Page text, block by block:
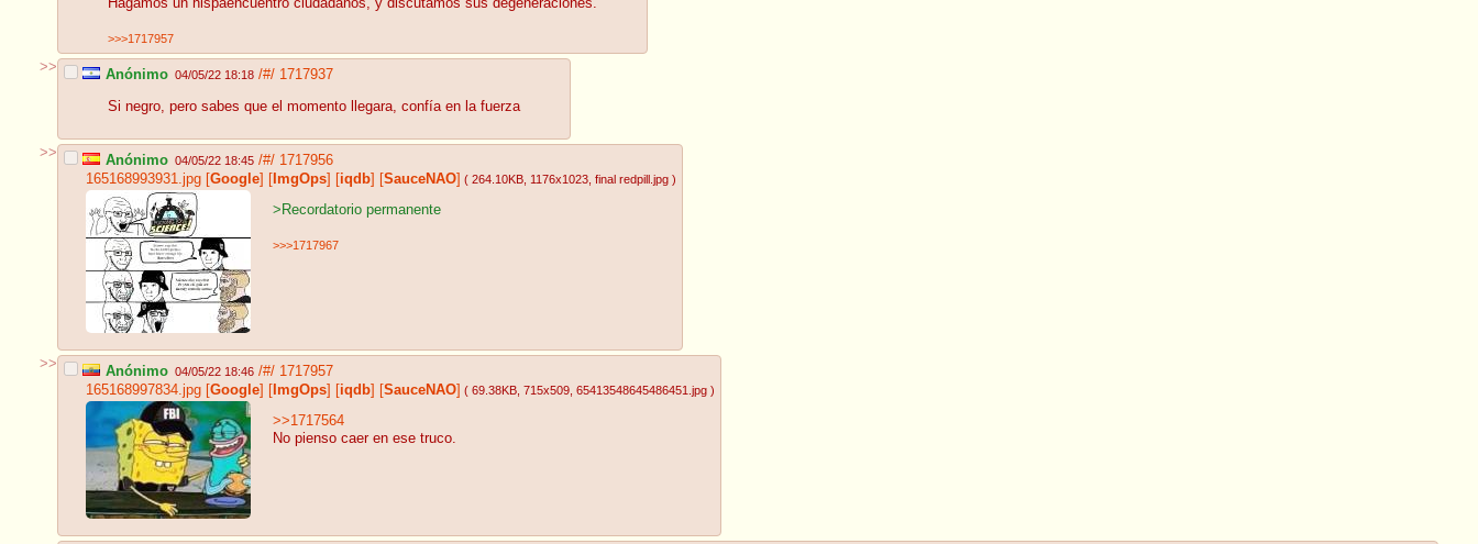
Hagamos un hispaencuentro ciudadanos, y discutamos sus degeneraciones.
>>>1717957
>> Anónimo 04/05/22 18:18 /#/ 1717937
Si negro, pero sabes que el momento llegara, confía en la fuerza
>> Anónimo 04/05/22 18:45 /#/ 1717956
165168993931.jpg [Google] [ ImgOps] [iqdb] [SauceNAO] ( 264.10KB , 1176x1023 , final redpill.jpg )
>Recordatorio permanente
>>>1717967
>> Anónimo 04/05/22 18:46 /#/ 1717957
165168997834.jpg [Google] [ ImgOps] [iqdb] [SauceNAO] ( 69.38KB , 715x509 , 65413548645486451.jpg )
>>1717564
No pienso caer en ese truco.